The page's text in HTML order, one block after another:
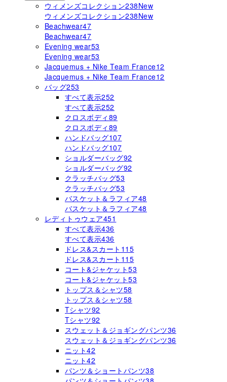
ウィメンズコレクション238New
ウィメンズコレクション238New
Beachwear47
Beachwear47
Evening wear53
Evening wear53
Jacquemus + Nike Team France12
Jacquemus + Nike Team France12
バッグ253
すべて表示252
すべて表示252
クロスボディ 89
クロスボディ 89
ハンドバッグ107
ハンドバッグ107
ショルダーバッグ92
ショルダーバッグ92
クラッチバッグ53
クラッチバッグ53
バスケット＆ラフィア48
バスケット＆ラフィア48
レディトゥウェア451
すべて表示436
すべて表示436
ドレス&スカート 115
ドレス&スカート 115
コート&ジャケット53
コート&ジャケット53
トップス＆シャツ58
トップス＆シャツ58
Tシャツ92
Tシャツ92
スウェット＆ジョギングパンツ36
スウェット＆ジョギングパンツ36
ニット42
ニット42
パンツ＆ショートパンツ38